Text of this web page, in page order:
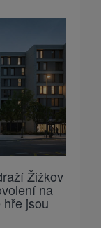
Žižkov
na
jsou